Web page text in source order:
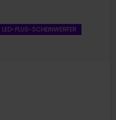
LED-PLUS-SCHEINWERFER